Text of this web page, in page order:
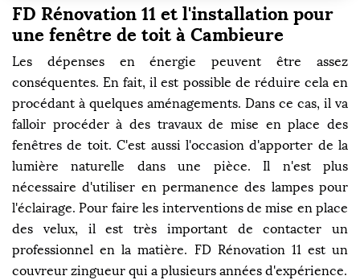
FD Rénovation 11 et l'installation pour
une fenêtre de toit à Cambieure
Les dépenses en énergie peuvent être assez
conséquentes. En fait, il est possible de réduire cela en
procédant à quelques aménagements. Dans ce cas, il va
falloir procéder à des travaux de mise en place des
fenêtres de toit. C'est aussi l'occasion d'apporter de la
lumière naturelle dans une pièce. Il n'est plus
nécessaire d'utiliser en permanence des lampes pour
l'éclairage. Pour faire les interventions de mise en place
des velux, il est très important de contacter un
professionnel en la matière. FD Rénovation 11 est un
couvreur zingueur qui a plusieurs années d'expérience.